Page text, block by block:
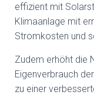
effizient mit
Klimaanlage mit
Stromkosten und
Zudem erhöht die
Eigenverbrauch
zu einer